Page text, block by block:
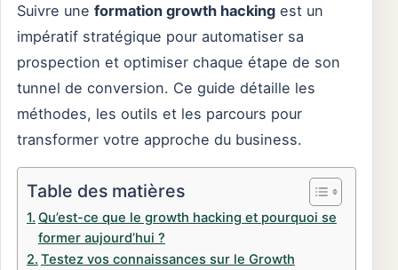
Suivre une formation growth hacking est un
impératif stratégique pour automatiser sa
prospection et optimiser chaque étape de son
tunnel de conversion. Ce guide détaille les
méthodes, les outils et les parcours pour
transformer votre approche du business.
Table des matières
Qu’est-ce que le growth hacking et pourquoi se
former aujourd’hui ?
Testez vos connaissances sur le Growth